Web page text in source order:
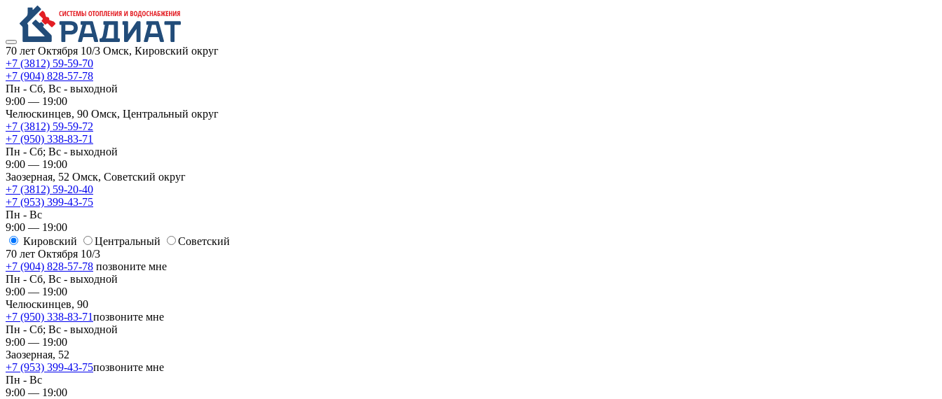
70 лет Октября 10/3 Омск, Кировский округ
+7 (3812) 59-59-70
+7 (904) 828-57-78
Пн - Сб, Вс - выходной
9:00 — 19:00
Челюскинцев, 90 Омск, ​Центральный округ
+7 (3812) 59-59-72
+7 (950) 338-83-71
Пн - Сб; Вс - выходной
9:00 — 19:00
Заозерная, 52 Омск, ​Советский округ
+7 (3812) 59-20-40
+7 (953) 399-43-75
Пн - Вс
9:00 — 19:00
Кировский
​Центральный
​Советский
70 лет Октября 10/3
+7 (904) 828-57-78 позвоните мне
Пн - Сб, Вс - выходной
9:00 — 19:00
Челюскинцев, 90
+7 (950) 338-83-71позвоните мне
Пн - Сб; Вс - выходной
9:00 — 19:00
Заозерная, 52
+7 (953) 399-43-75позвоните мне
Пн - Вс
9:00 — 19:00